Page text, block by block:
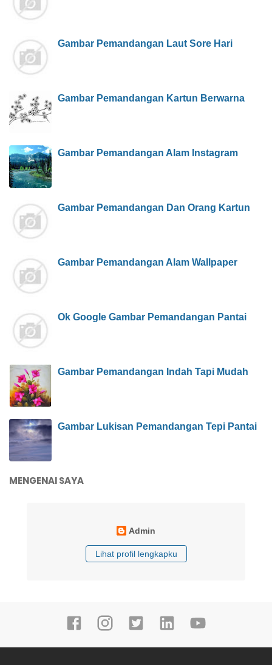
Gambar Pemandangan Laut Sore Hari
Gambar Pemandangan Kartun Berwarna
Gambar Pemandangan Alam Instagram
Gambar Pemandangan Dan Orang Kartun
Gambar Pemandangan Alam Wallpaper
Ok Google Gambar Pemandangan Pantai
Gambar Pemandangan Indah Tapi Mudah
Gambar Lukisan Pemandangan Tepi Pantai
MENGENAI SAYA
Admin
Lihat profil lengkapku